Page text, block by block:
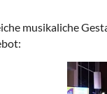
musikaliche